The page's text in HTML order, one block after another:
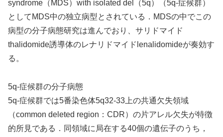
syndrome（MDS）with isolated del（5q）（5q-症候群）
としてMDS中の独立病型とされている．MDSの中でこの
病型の分子病態研究は進んでおり、サリドマイド
thalidomide誘導体のレナリドマイドlenalidomideが奏効す
る。
5q-症候群の分子病態
5q-症候群では5番染色体5q32-33上の共通欠失領域
（common deleted region：CDR）の片アレル欠失が特徴
的所見である．同領域に局在する40個の遺伝子のうち，